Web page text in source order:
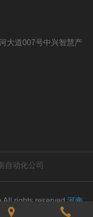
大道007号中兴智慧产
自动化公司
rights reserved. 河南
备26015879号